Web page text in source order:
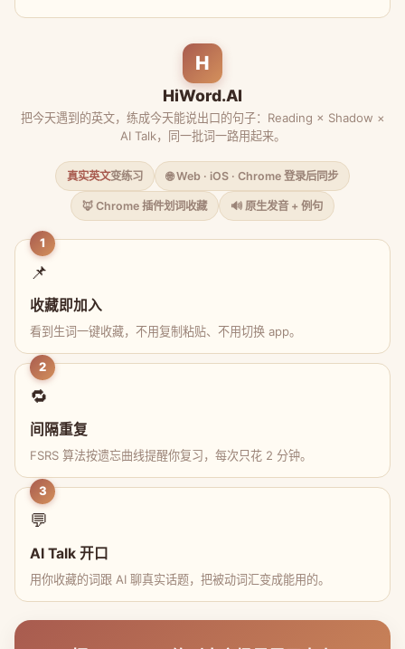
H
HiWord.AI
把今天遇到的英文，练成今天能说出口的句子：Reading × Shadow ×
AI Talk，同一批词一路用起来。
真实英文变练习 🌐 Web · iOS · Chrome 登录后同步
🦊 Chrome 插件划词收藏 🔊 原生发音 + 例句
1
📌
收藏即加入
看到生词一键收藏，不用复制粘贴、不用切换 app。
2
🔁
间隔重复
FSRS 算法按遗忘曲线提醒你复习，每次只花 2 分钟。
3
💬
AI Talk 开口
用你收藏的词跟 AI 聊真实话题，把被动词汇变成能用的。